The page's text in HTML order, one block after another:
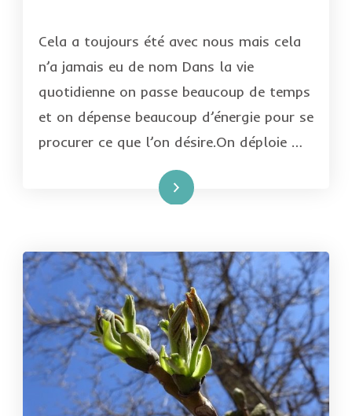
Cela a toujours été avec nous mais cela
n’a jamais eu de nom Dans la vie
quotidienne on passe beaucoup de temps
et on dépense beaucoup d’énergie pour se
procurer ce que l’on désire.On déploie …
Lire la suite